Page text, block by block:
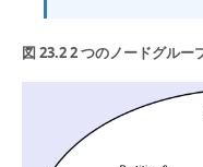
図 23.2 2 つのノードグル